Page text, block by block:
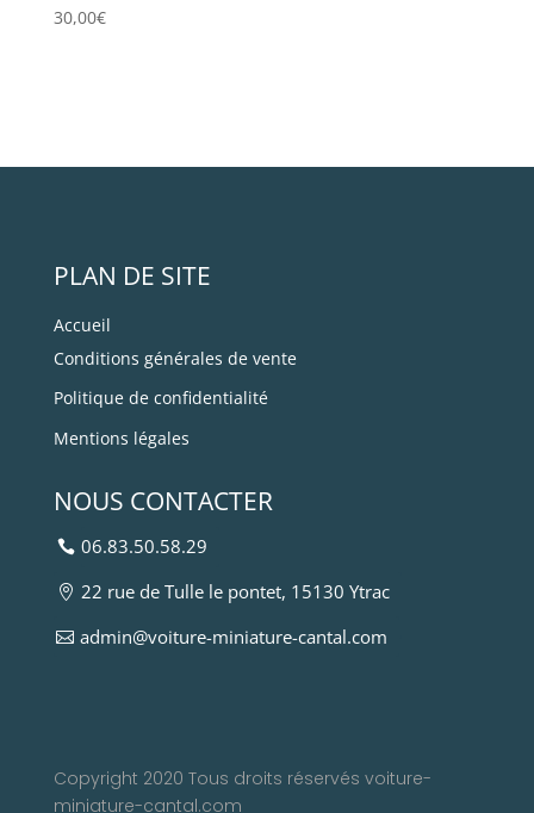
30,00€
PLAN DE SITE
Accueil
Conditions générales de vente
Politique de confidentialité
Mentions légales
NOUS CONTACTER
06.83.50.58.29
22 rue de Tulle le pontet, 15130 Ytrac
admin@voiture-miniature-cantal.com
Copyright 2020 Tous droits réservés voiture-
miniature-cantal.com